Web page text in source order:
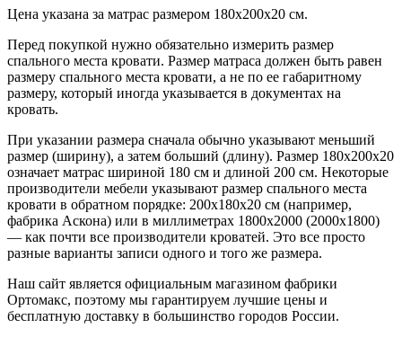
Цена указана за матрас размером 180х200х20 см.
Перед покупкой нужно обязательно измерить размер
спального места кровати. Размер матраса должен быть равен
размеру спального места кровати, а не по ее габаритному
размеру, который иногда указывается в документах на
кровать.
При указании размера сначала обычно указывают меньший
размер (ширину), а затем больший (длину). Размер 180х200х20
означает матрас шириной 180 см и длиной 200 см. Некоторые
производители мебели указывают размер спального места
кровати в обратном порядке: 200х180х20 см (например,
фабрика Аскона) или в миллиметрах 1800х2000 (2000х1800)
— как почти все производители кроватей. Это все просто
разные варианты записи одного и того же размера.
Наш сайт является официальным магазином фабрики
Ортомакс, поэтому мы гарантируем лучшие цены и
бесплатную доставку в большинство городов России.